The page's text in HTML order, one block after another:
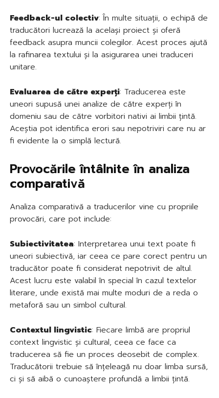
Feedback-ul colectiv: În multe situații, o echipă de
traducători lucrează la același proiect și oferă
feedback asupra muncii colegilor. Acest proces ajută
la rafinarea textului și la asigurarea unei traduceri
unitare.
Evaluarea de către experți: Traducerea este
uneori supusă unei analize de către experți în
domeniu sau de către vorbitori nativi ai limbii țintă.
Aceștia pot identifica erori sau nepotriviri care nu ar
fi evidente la o simplă lectură.
Provocările întâlnite în analiza
comparativă
Analiza comparativă a traducerilor vine cu propriile
provocări, care pot include:
Subiectivitatea: Interpretarea unui text poate fi
uneori subiectivă, iar ceea ce pare corect pentru un
traducător poate fi considerat nepotrivit de altul.
Acest lucru este valabil în special în cazul textelor
literare, unde există mai multe moduri de a reda o
metaforă sau un simbol cultural.
Contextul lingvistic: Fiecare limbă are propriul
context lingvistic și cultural, ceea ce face ca
traducerea să fie un proces deosebit de complex.
Traducătorii trebuie să înțeleagă nu doar limba sursă,
ci și să aibă o cunoaștere profundă a limbii țintă.